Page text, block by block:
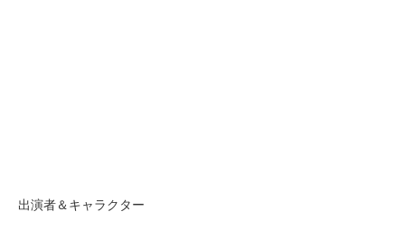
出演者＆キャラクター